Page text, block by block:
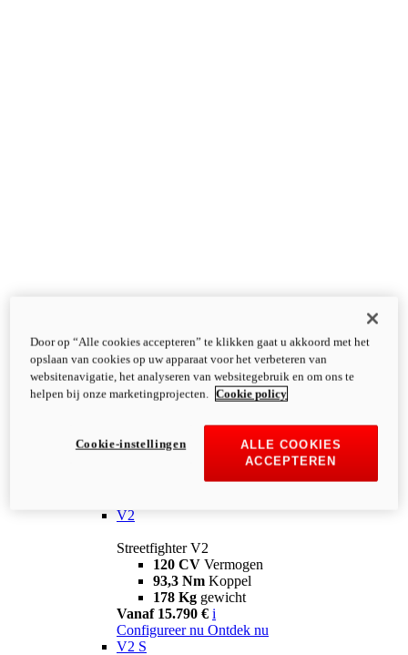
V2
Streetfighter V2
120 CV Vermogen
93,3 Nm Koppel
178 Kg gewicht
Vanaf 15.790 € i
Configureer nu Ontdek nu
V2 S
Door op “Alle cookies accepteren” te klikken gaat u akkoord met het
opslaan van cookies op uw apparaat voor het verbeteren van
websitenavigatie, het analyseren van websitegebruik en om ons te
helpen bij onze marketingprojecten.
Cookie policy
ALLE COOKIES
ACCEPTEREN
Cookie-instellingen